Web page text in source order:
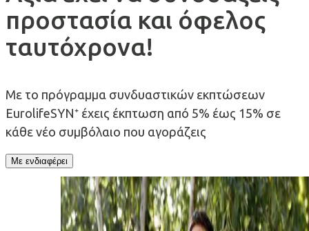
προστασία και όφελος
ταυτόχρονα!
Με το πρόγραμμα συνδυαστικών εκπτώσεων
EurolifeSYN⁺ έχεις έκπτωση από 5% έως 15% σε
κάθε νέο συμβόλαιο που αγοράζεις
Με ενδιαφέρει